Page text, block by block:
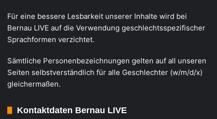
Für eine bessere Lesbarkeit unserer Inhalte wird bei
Bernau LIVE auf die Verwendung geschlechtsspezifischer
Sprachformen verzichtet.
Sämtliche Personenbezeichnungen gelten auf all unseren
Seiten selbstverständlich für alle Geschlechter (w/m/d/x)
gleichermaßen.
Kontaktdaten Bernau LIVE